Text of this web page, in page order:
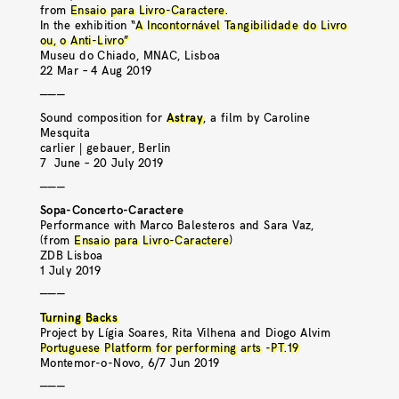
from Ensaio para Livro-Caractere.
In the exhibition “A Incontornável Tangibilidade do Livro
ou, o Anti-Livro”
Museu do Chiado, MNAC, Lisboa
22 Mar – 4 Aug 2019
———
Sound composition for Astray, a film by Caroline
Mesquita
carlier | gebauer, Berlin
7 June – 20 July 2019
———
Sopa-Concerto-Caractere
Performance with Marco Balesteros and Sara Vaz,
(from Ensaio para Livro-Caractere)
ZDB Lisboa
1 July 2019
———
Turning Backs
Project by Lígia Soares, Rita Vilhena and Diogo Alvim
Portuguese Platform for performing arts -PT.19
Montemor-o-Novo, 6/7 Jun 2019
———